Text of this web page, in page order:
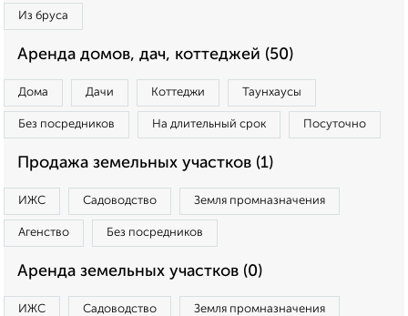
Из бруса
Аренда домов, дач, коттеджей (50)
Дома Дачи Коттеджи Таунхаусы
Без посредников На длительный срок Посуточно
Продажа земельных участков (1)
ИЖС Садоводство Земля промназначения
Агенство Без посредников
Аренда земельных участков (0)
ИЖС Садоводство Земля промназначения